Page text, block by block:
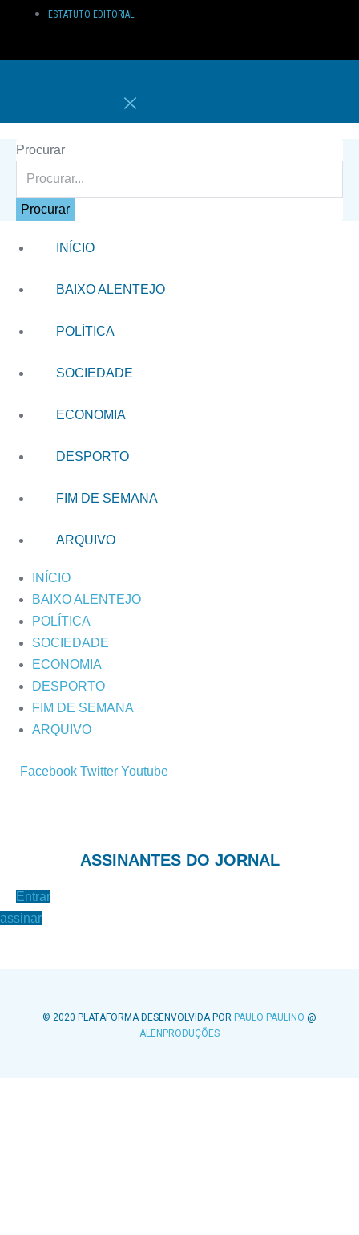
ESTATUTO EDITORIAL
Procurar
Procurar
INÍCIO
BAIXO ALENTEJO
POLÍTICA
SOCIEDADE
ECONOMIA
DESPORTO
FIM DE SEMANA
ARQUIVO
INÍCIO
BAIXO ALENTEJO
POLÍTICA
SOCIEDADE
ECONOMIA
DESPORTO
FIM DE SEMANA
ARQUIVO
Facebook Twitter Youtube
ASSINANTES DO JORNAL
Entrar
assinar
© 2020 PLATAFORMA DESENVOLVIDA POR PAULO PAULINO @
ALENPRODUÇÕES